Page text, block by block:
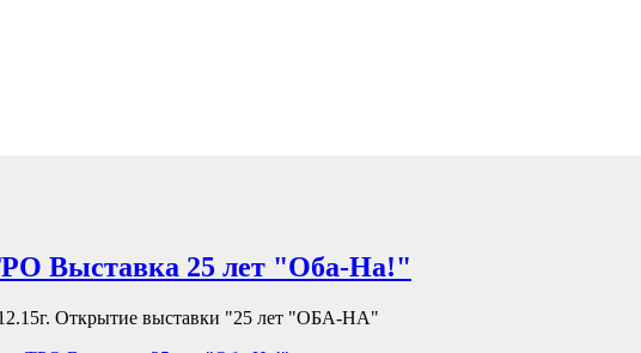
Выставка 25 лет "Оба-На!"
Открытие выставки "25 лет "ОБА-НА"